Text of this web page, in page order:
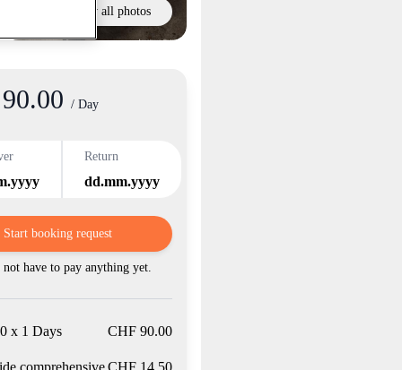
Show all photos
/ Day
Return
dd.mm.yyyy
Start booking request
not have to pay anything yet.
x 1 Days CHF 90.00
comprehensiveCHF 14.50